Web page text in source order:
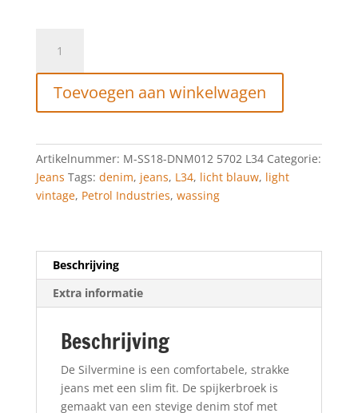
industries
JEANS
SILVERMINE
SLIM
Vintage
L34
aantal
Toevoegen aan winkelwagen
Artikelnummer: M-SS18-DNM012 5702 L34 Categorie:
Jeans Tags: denim, jeans, L34, licht blauw, light
vintage, Petrol Industries, wassing
Beschrijving
Extra informatie
Beschrijving
De Silvermine is een comfortabele, strakke
jeans met een slim fit. De spijkerbroek is
gemaakt van een stevige denim stof met